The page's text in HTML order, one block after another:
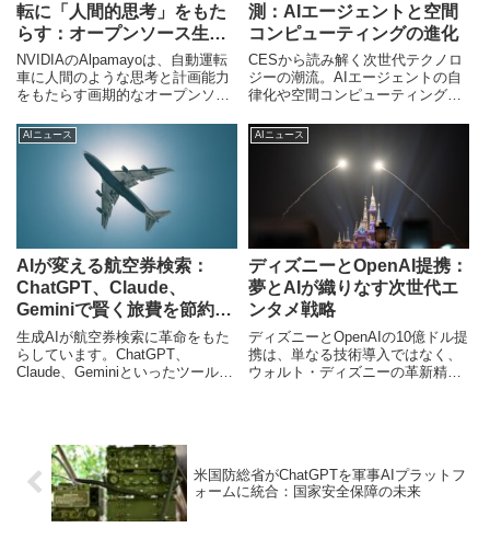
転に「人間的思考」をもた
らす：オープンソース生成
AIがL4実現を加速
NVIDIAのAlpamayoは、自動運転
車に人間のような思考と計画能力
をもたらす画期的なオープンソー
深掘りと、日本のモビリティ社会
への影響を解説します。
測：AIエージェントと空間
コンピューティングの進化
CESから読み解く次世代テクノロ
ジーの潮流。AIエージェントの自
律化や空間コンピューティング
う変えるのか。専門家が今後の展
望を独自分析します。
AIニュース
AIが変える航空券検索：
ChatGPT、Claude、
Geminiで賢く旅費を節約す
る新常識
生成AIが航空券検索に革命をもた
らしています。ChatGPT、
Claude、Geminiといったツール
旅費探索に有効なのか、主要ツー
ルの比較、日本市場への影響、そ
して未来の旅行計画について専門
ライターが深掘りします。
AIニュース
ディズニーとOpenAI提携：
夢とAIが織りなす次世代エ
ンタメ戦略
ディズニーとOpenAIの10億ドル提
携は、単なる技術導入ではなく、
ウォルト・ディズニーの革新精神
米国防総省がChatGPTを軍事AIプラットフ
ォームに統合：国家安全保障の未来